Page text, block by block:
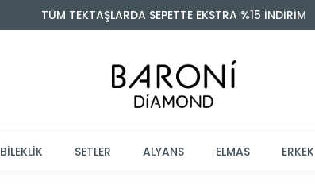
TÜM TEKTAŞLARDA SEPETTE EKSTRA %15 İNDİRİM
BİLEKLİK SETLER ALYANS ELMAS ERKEK